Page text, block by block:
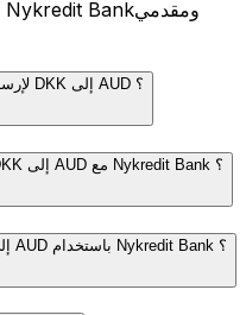
كم يتقاضى Nykredit Bank لإرسال الأموال من DKK إلى AUD ؟
ما هي المدة التي يستغرقها التحويل من DKK إلى AUD مع Nykredit Bank ؟
هل يمكنني إرسال مبالغ كبيرة من DKK إلى AUD باستخدام Nykredit Bank ؟